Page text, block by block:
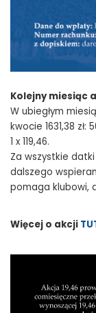
Kolejny miesiąc
W ubiegłym
kwocie 1631,38 zł:
1 x 119,46.
Za wszystkie
dalszego
pomaga klubowi,
Więcej o akcji